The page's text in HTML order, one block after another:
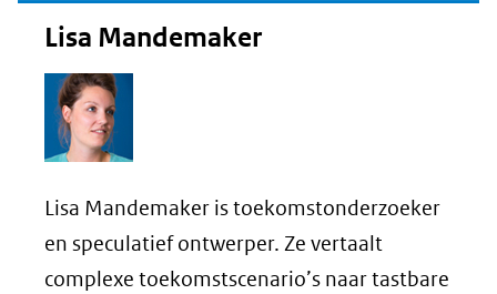
Lisa Mandemaker
Lisa Mandemaker is toekomstonderzoeker
en speculatief ontwerper. Ze vertaalt
complexe toekomstscenario’s naar tastbare